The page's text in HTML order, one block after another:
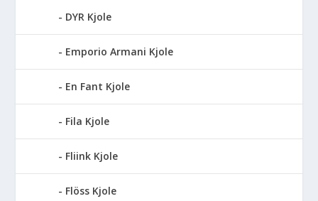
DYR Kjole
Emporio Armani Kjole
En Fant Kjole
Fila Kjole
Fliink Kjole
Flöss Kjole